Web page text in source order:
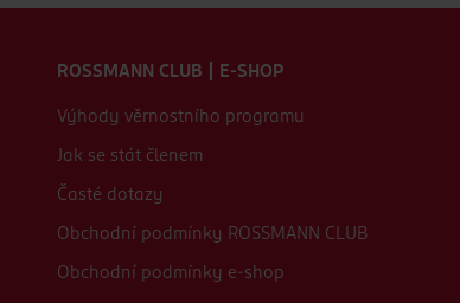
ROSSMANN CLUB | E-SHOP
Výhody věrnostního programu
Jak se stát členem
Časté dotazy
Obchodní podmínky ROSSMANN CLUB
Obchodní podmínky e-shop